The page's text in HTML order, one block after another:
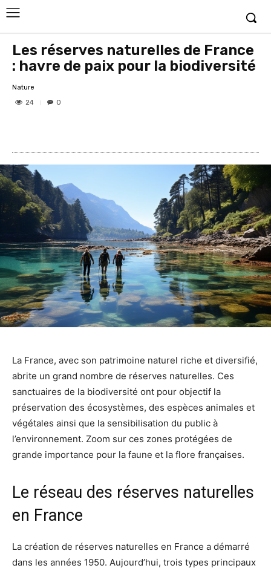
Les réserves naturelles de France
: havre de paix pour la biodiversité
Nature
24
0
La France, avec son patrimoine naturel riche et diversifié,
abrite un grand nombre de réserves naturelles. Ces
sanctuaires de la biodiversité ont pour objectif la
préservation des écosystèmes, des espèces animales et
végétales ainsi que la sensibilisation du public à
l’environnement. Zoom sur ces zones protégées de
grande importance pour la faune et la flore françaises.
Le réseau des réserves naturelles
en France
La création de réserves naturelles en France a démarré
dans les années 1950. Aujourd’hui, trois types principaux